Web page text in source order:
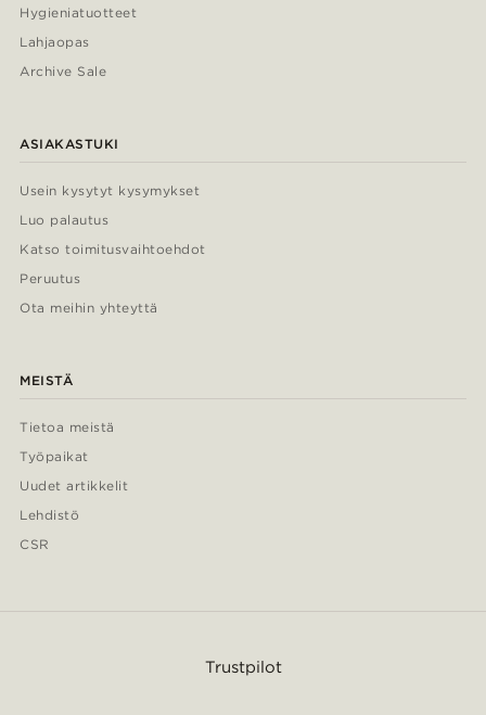
Hygieniatuotteet
Lahjaopas
Archive Sale
ASIAKASTUKI
Usein kysytyt kysymykset
Luo palautus
Katso toimitusvaihtoehdot
Peruutus
Ota meihin yhteyttä
MEISTÄ
Tietoa meistä
Työpaikat
Uudet artikkelit
Lehdistö
CSR
Trustpilot